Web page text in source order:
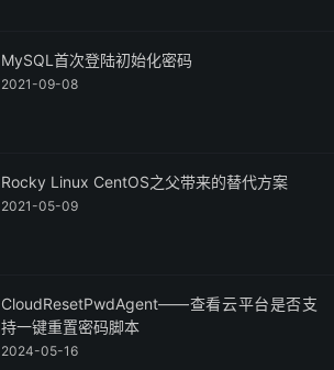
MySQL首次登陆初始化密码
2021-09-08
Rocky Linux CentOS之父带来的替代方案
2021-05-09
CloudResetPwdAgent——查看云平台是否支
持一键重置密码脚本
2024-05-16